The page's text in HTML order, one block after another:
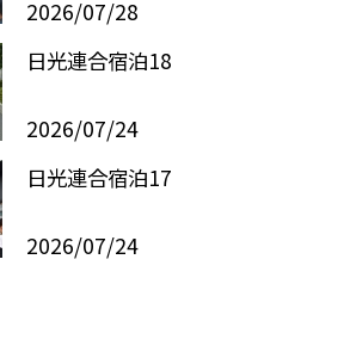
2026/07/28
日光連合宿泊18
2026/07/24
日光連合宿泊17
2026/07/24